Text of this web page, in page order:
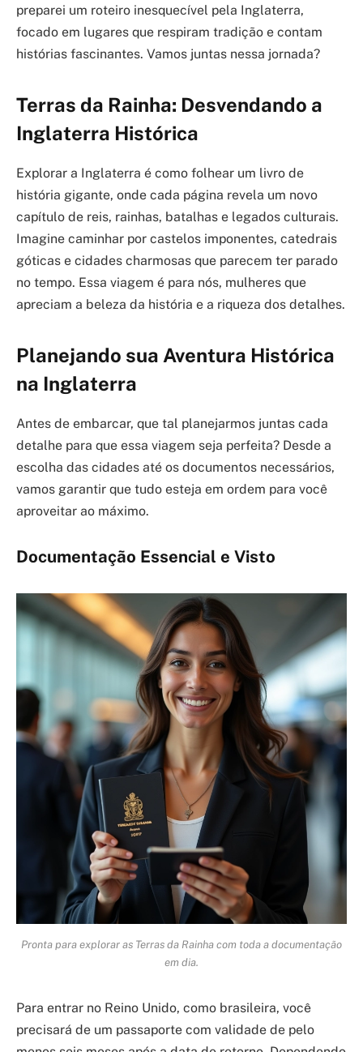
preparei um roteiro inesquecível pela Inglaterra,
focado em lugares que respiram tradição e contam
histórias fascinantes. Vamos juntas nessa jornada?
Terras da Rainha: Desvendando a
Inglaterra Histórica
Explorar a Inglaterra é como folhear um livro de
história gigante, onde cada página revela um novo
capítulo de reis, rainhas, batalhas e legados culturais.
Imagine caminhar por castelos imponentes, catedrais
góticas e cidades charmosas que parecem ter parado
no tempo. Essa viagem é para nós, mulheres que
apreciam a beleza da história e a riqueza dos detalhes.
Planejando sua Aventura Histórica
na Inglaterra
Antes de embarcar, que tal planejarmos juntas cada
detalhe para que essa viagem seja perfeita? Desde a
escolha das cidades até os documentos necessários,
vamos garantir que tudo esteja em ordem para você
aproveitar ao máximo.
Documentação Essencial e Visto
Pronta para explorar as Terras da Rainha com toda a documentação
em dia.
Para entrar no Reino Unido, como brasileira, você
precisará de um passaporte com validade de pelo